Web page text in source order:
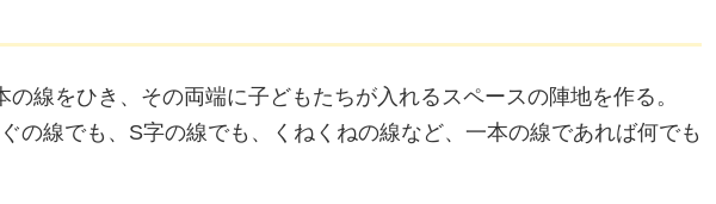
の線をひき、その両端に子どもたちが入れるスペースの陣地を作る。
の線でも、S字の線でも、くねくねの線など、一本の線であれば何でも